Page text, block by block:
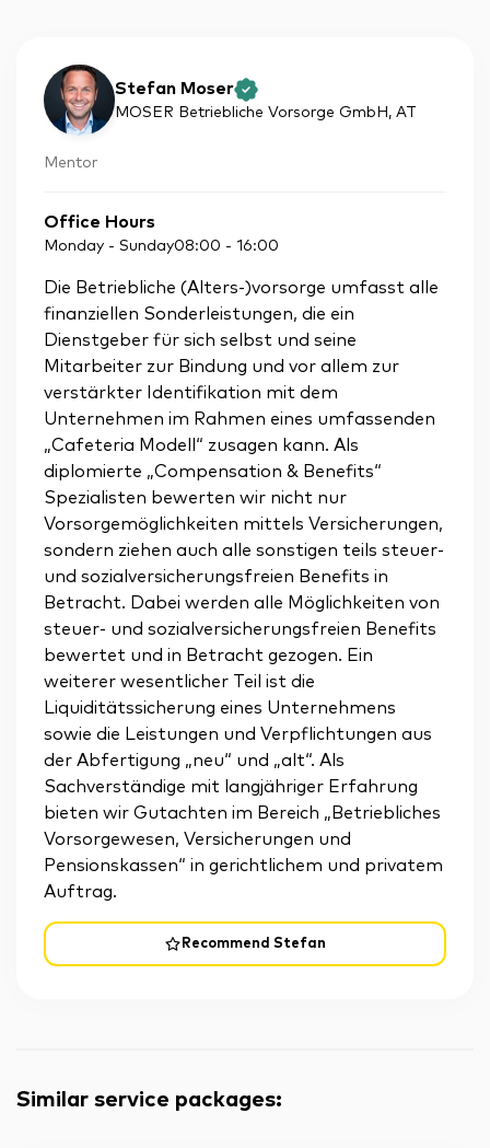
Stefan Moser
MOSER Betriebliche Vorsorge GmbH , AT
Mentor
Office Hours
Monday - Sunday08:00 - 16:00
Recommend Stefan
Die Betriebliche (Alters-)vorsorge umfasst alle
finanziellen Sonderleistungen, die ein
Dienstgeber für sich selbst und seine
Mitarbeiter zur Bindung und vor allem zur
verstärkter Identifikation mit dem
Unternehmen im Rahmen eines umfassenden
„Cafeteria Modell“ zusagen kann. Als
diplomierte „Compensation & Benefits“
Spezialisten bewerten wir nicht nur
Vorsorgemöglichkeiten mittels Versicherungen,
sondern ziehen auch alle sonstigen teils steuer-
und sozialversicherungsfreien Benefits in
Betracht. Dabei werden alle Möglichkeiten von
steuer- und sozialversicherungsfreien Benefits
bewertet und in Betracht gezogen. Ein
weiterer wesentlicher Teil ist die
Liquiditätssicherung eines Unternehmens
sowie die Leistungen und Verpflichtungen aus
der Abfertigung „neu“ und „alt“. Als
Sachverständige mit langjähriger Erfahrung
bieten wir Gutachten im Bereich „Betriebliches
Vorsorgewesen, Versicherungen und
Pensionskassen“ in gerichtlichem und privatem
Auftrag.
Similar service packages: